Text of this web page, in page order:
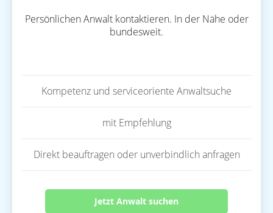
Persönlichen Anwalt kontaktieren. In der Nähe oder
bundesweit.
Kompetenz und serviceoriente Anwaltsuche
mit Empfehlung
Direkt beauftragen oder unverbindlich anfragen
Jetzt Anwalt suchen